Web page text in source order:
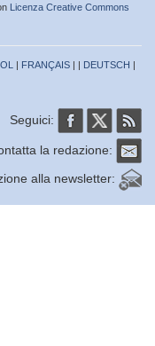
Licenza Creative Commons
| FRANÇAIS | | DEUTSCH |
Seguici:
la redazione:
alla newsletter: